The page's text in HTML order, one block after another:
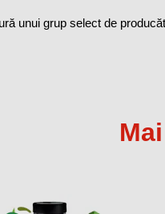
unui grup select de